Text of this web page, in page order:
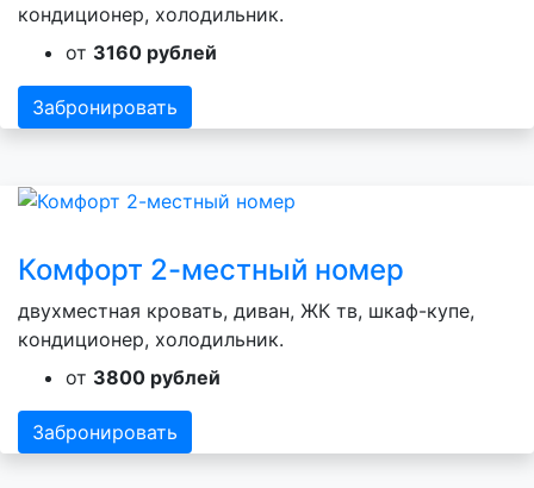
кондиционер, холодильник.
от 3160 рублей
Забронировать
Комфорт 2-местный номер
двухместная кровать, диван, ЖК тв, шкаф-купе,
кондиционер, холодильник.
от 3800 рублей
Забронировать